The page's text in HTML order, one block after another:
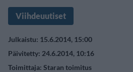
Viihdeuutiset
Julkaistu: 15.6.2014, 15:00
Päivitetty: 24.6.2014, 10:16
Toimittaja: Staran toimitus